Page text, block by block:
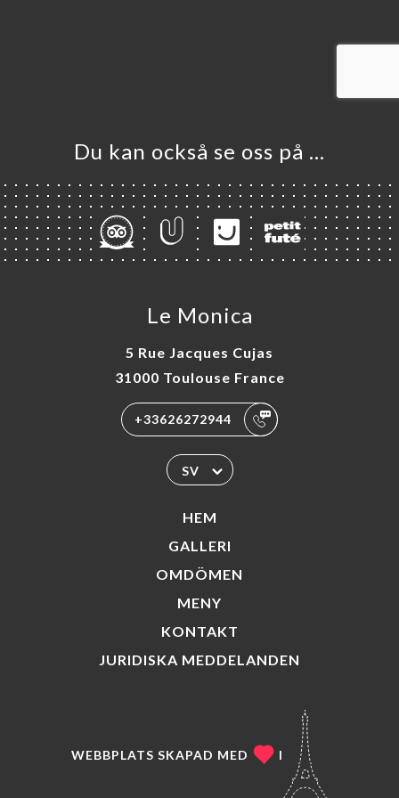
Du kan också se oss på …
Le Monica
5 Rue Jacques Cujas
31000 Toulouse France
+33626272944
SV
HEM
GALLERI
OMDÖMEN
MENY
KONTAKT
JURIDISKA MEDDELANDEN
WEBBPLATS SKAPAD MED I